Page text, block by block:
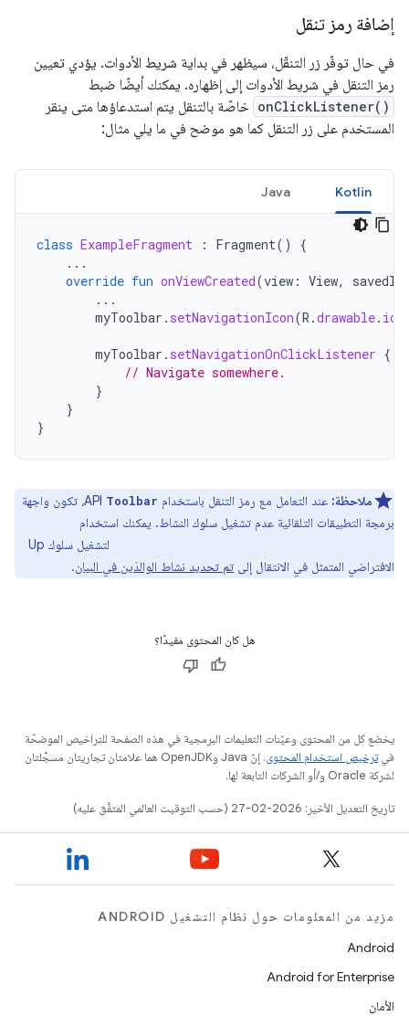
إضافة رمز تنقل
في حال توفّر زر التنقّل، سيظهر في بداية شريط الأدوات. يؤدي تعيين
رمز التنقل في شريط الأدوات إلى إظهاره. يمكنك أيضًا ضبط
onClickListener() خاصّة بالتنقل يتم استدعاؤها متى ينقر
المستخدم على زر التنقل كما هو موضح في ما يلي مثال:
Kotlin
Java
class ExampleFragment : Fragment()
{
...
override fun onViewCreated(view : View,
...
myToolbar . setNavigationIcon(R .drawable.
myToolbar . setNavigationOnClickListener {
// Navigate somewhere.
}
}
}
ملاحظة: عند التعامل مع رمز التنقل باستخدام Toolbar
API، تكون واجهة
برمجة التطبيقات التلقائية عدم تشغيل سلوك النشاط. يمكنك استخدام
لتشغيل سلوك Up
الافتراضي المتمثل في الانتقال إلى تم تحديد نشاط الوالدَين في البيان.
هل كان المحتوى مفيدًا؟
يخضع كل من المحتوى وعيّنات التعليمات البرمجية في هذه الصفحة للتراخيص الموضحّة
فيترخيص استخدام المحتوى
. إنّ Java وOpenJDK هما علامتان تجاريتان مسجَّلتان
لشركة Oracle و/أو الشركات التابعة لها.
تاريخ التعديل الأخير: 2026-02-27 (حسب التوقيت العالمي المتفَّق عليه)
مزيد من المعلومات حول نظام التشغيل ANDROID
Android
Android for Enterprise
الأمان